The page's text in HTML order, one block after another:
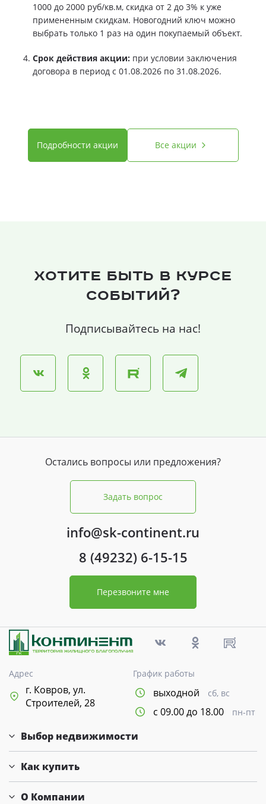
1000 до 2000 руб/кв.м, скидка от 2 до 3% к уже
примененным скидкам. Новогодний ключ можно
выбрать только 1 раз на один покупаемый объект.
Срок действия акции: при условии заключения
договора в период с 01.08.2026 по 31.08.2026.
Подробности акции Все акции
Хотите быть в курсе
событий?
Подписывайтесь на нас!
Остались вопросы или предложения?
Задать вопрос
info@sk-continent.ru
8 (49232) 6-15-15
Перезвоните мне
Адрес
г. Ковров, ул.
Строителей, 28
График работы
выходной сб, вс
с 09.00 до 18.00 пн-пт
Выбор недвижимости
Как купить
О Компании